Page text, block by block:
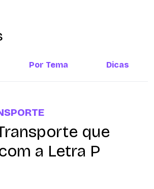
Por Tema Dicas
que
a Letra P